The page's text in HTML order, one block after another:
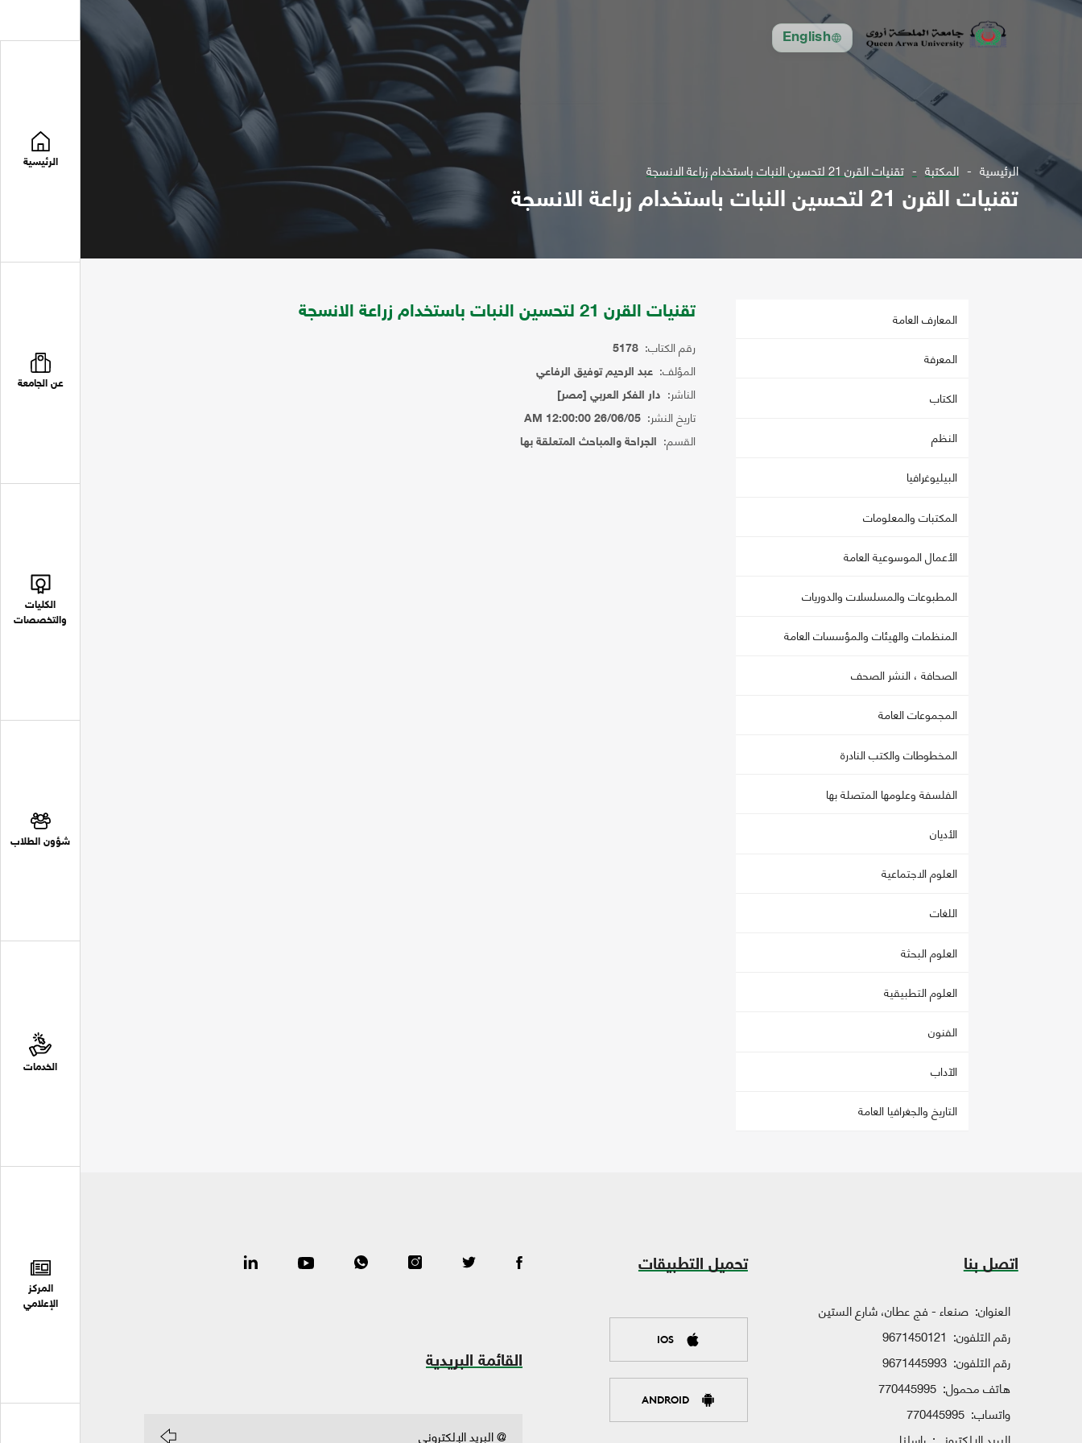
English
الرئيسية
عن الجامعة
الكليات
والتخصصات
شؤون الطلاب
الخدمات
المركز
الإعلامي
الرئيسية المكتبة تقنيات القرن 21 لتحسين النبات باستخدام زراعة الانسجة
تقنيات القرن 21 لتحسين النبات باستخدام زراعة الانسجة
المعارف العامة
المعرفة
الكتاب
النظم
البيليوغرافيا
المكتبات والمعلومات
الأعمال الموسوعية العامة
المطبوعات والمسلسلات والدوريات
المنظمات والهيئات والمؤسسات العامة
الصحافة ، النشر الصحف
المجموعات العامة
المخطوطات والكتب النادرة
الفلسفة وعلومها المتصلة بها
الأديان
العلوم الاجتماعية
اللغات
العلوم البحثة
العلوم التطبيقية
الفنون
الآداب
التاريخ والجغرافيا العامة
تقنيات القرن 21 لتحسين النبات باستخدام زراعة الانسجة
رقم الكتاب: 5178
المؤلف: عبد الرحيم توفيق الرفاعي
الناشر: دار الفكر العربي [مصر]
تاريخ النشر: 26/06/05 12:00:00 AM
القسم: الجراحة والمباحث المتعلقة بها
اتصل بنا
العنوان: صنعاء - فج عطان، شارع الستين
رقم التلفون: 9671450121
رقم التلفون: 9671445993
هاتف محمول: 770445995
واتساب: 770445995
تحميل التطبيقات
IOS
ANDROID
القائمة البريدية